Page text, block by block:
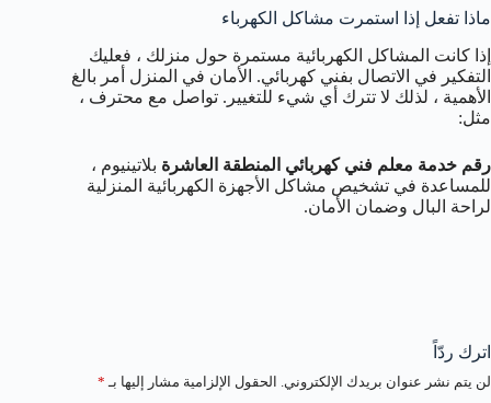
ماذا تفعل إذا استمرت مشاكل الكهرباء
إذا كانت المشاكل الكهربائية مستمرة حول منزلك ، فعليك
التفكير في الاتصال بفني كهربائي. الأمان في المنزل أمر بالغ
الأهمية ، لذلك لا تترك أي شيء للتغيير. تواصل مع محترف ،
مثل:
رقم خدمة معلم فني كهربائي المنطقة العاشرة بلاتينيوم ،
للمساعدة في تشخيص مشاكل الأجهزة الكهربائية المنزلية
لراحة البال وضمان الأمان.
اترك ردّاً
لن يتم نشر عنوان بريدك الإلكتروني. الحقول الإلزامية مشار إليها بـ *